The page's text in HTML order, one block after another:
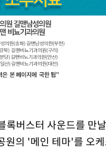
록버스터 사운드를 만
원의 '메인 테마'를 오